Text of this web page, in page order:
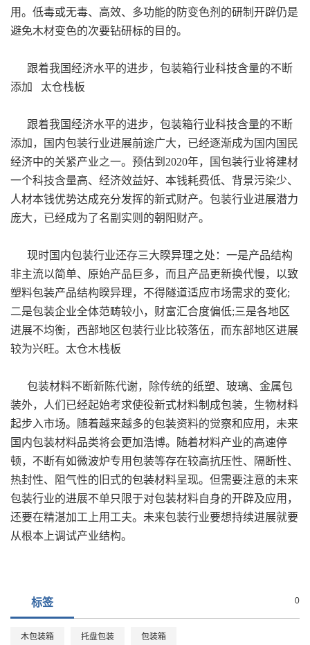
用。低毒或无毒、高效、多功能的防变色剂的研制开辟仍是
避免木材变色的次要钻研标的目的。
跟着我国经济水平的进步，包装箱行业科技含量的不断
添加 太仓栈板
跟着我国经济水平的进步，包装箱行业科技含量的不断
添加，国内包装行业进展前途广大，已经逐渐成为国内国民
经济中的关紧产业之一。预估到2020年，国包装行业将建材
一个科技含量高、经济效益好、本钱耗费低、背景污染少、
人材本钱优势达成充分发挥的新式财产。包装行业进展潜力
庞大，已经成为了名副实则的朝阳财产。
现时国内包装行业还存三大睽异理之处：一是产品结构
非主流以简单、原始产品巨多，而且产品更新换代慢，以致
塑料包装产品结构睽异理，不得隧道适应市场需求的变化;
二是包装企业全体范畴较小，财富汇合度偏低;三是各地区
进展不均衡，西部地区包装行业比较落伍，而东部地区进展
较为兴旺。太仓木栈板
包装材料不断新陈代谢，除传统的纸塑、玻璃、金属包
装外，人们已经起始考求使役新式材料制成包装，生物材料
起步入市场。随着越来越多的包装资料的觉察和应用，未来
国内包装材料品类将会更加浩博。随着材料产业的高速停
顿，不断有如微波炉专用包装等存在较高抗压性、隔断性、
热封性、阻气性的旧式的包装材料呈现。但需要注意的未来
包装行业的进展不单只限于对包装材料自身的开辟及应用，
还要在精湛加工上用工夫。未来包装行业要想持续进展就要
从根本上调试产业结构。
标签 0
木包装箱 托盘包装 包装箱